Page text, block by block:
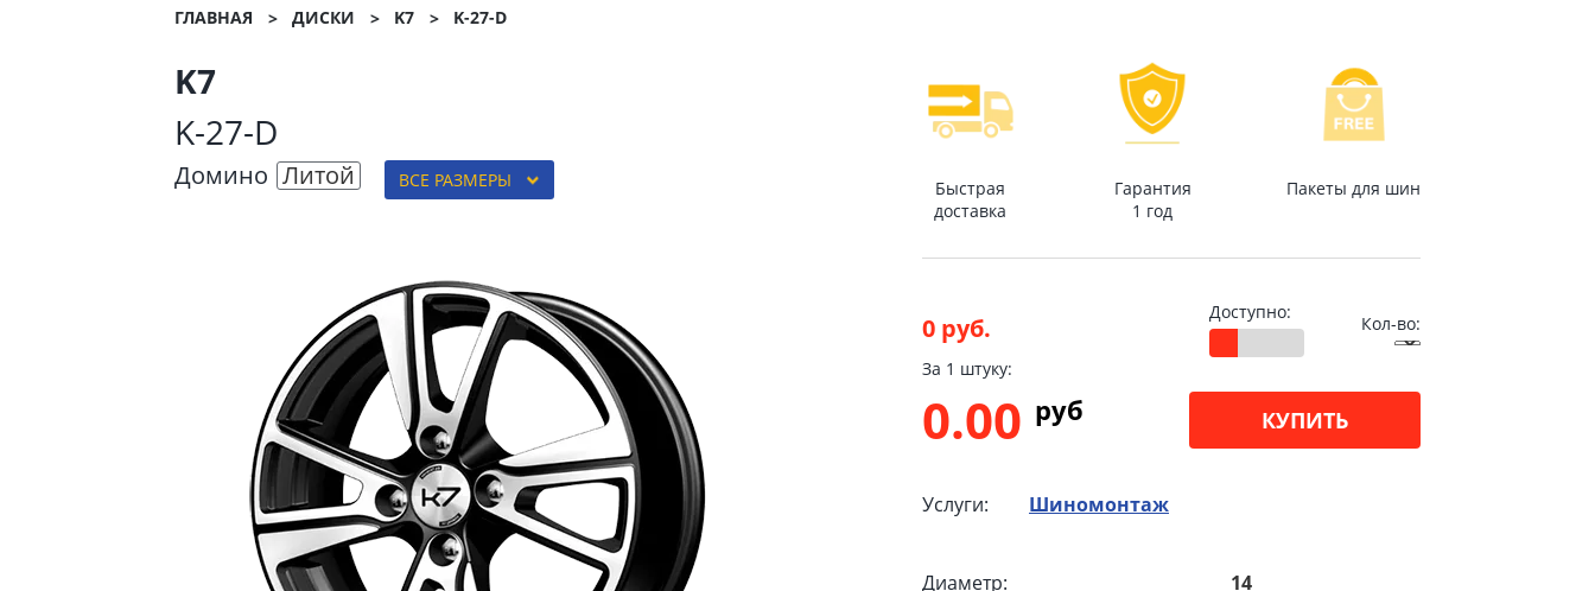
ГЛАВНАЯ ДИСКИ K7 K-27-D
K7
K-27-D
Домино Литой ВСЕ РАЗМЕРЫ
Быстрая
доставка
Гарантия
1 год
Пакеты для шин
0 руб.
Доступно:
Кол-во:
За 1 штуку:
0.00 pуб КУПИТЬ
Услуги: Шиномонтаж
Диаметр:
14